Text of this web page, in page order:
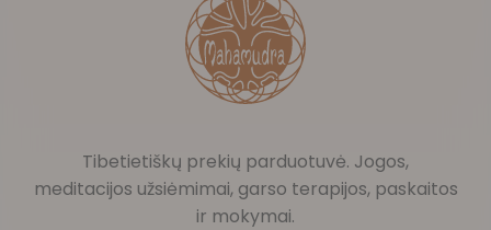
Tibetietiškų prekių parduotuvė. Jogos,
meditacijos užsiėmimai, garso terapijos, paskaitos
ir mokymai.